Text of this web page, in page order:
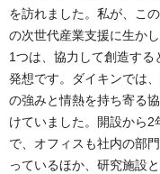
を訪れました。私が、こ
の次世代産業支援に生か
1つは、協力して創造する
発想です。ダイキンでは
の強みと情熱を持ち寄る
けていました。開設から2
で、オフィスも社内の部
っているほか、研究施設